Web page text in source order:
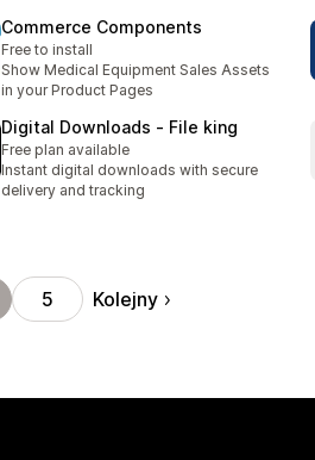
Commerce Components
Free to install
Show Medical Equipment Sales Assets
in your Product Pages
Digital Downloads ‑ File king
Free plan available
Instant digital downloads with secure
delivery and tracking
5 Kolejny